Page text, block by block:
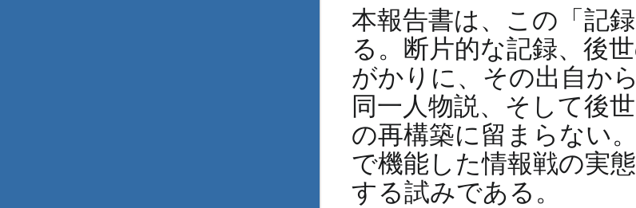
本報告書は、この「記
る。断片的な記録、後
がかりに、その出自か
同一人物説、そして後
の再構築に留まらない
で機能した情報戦の実
する試みである。